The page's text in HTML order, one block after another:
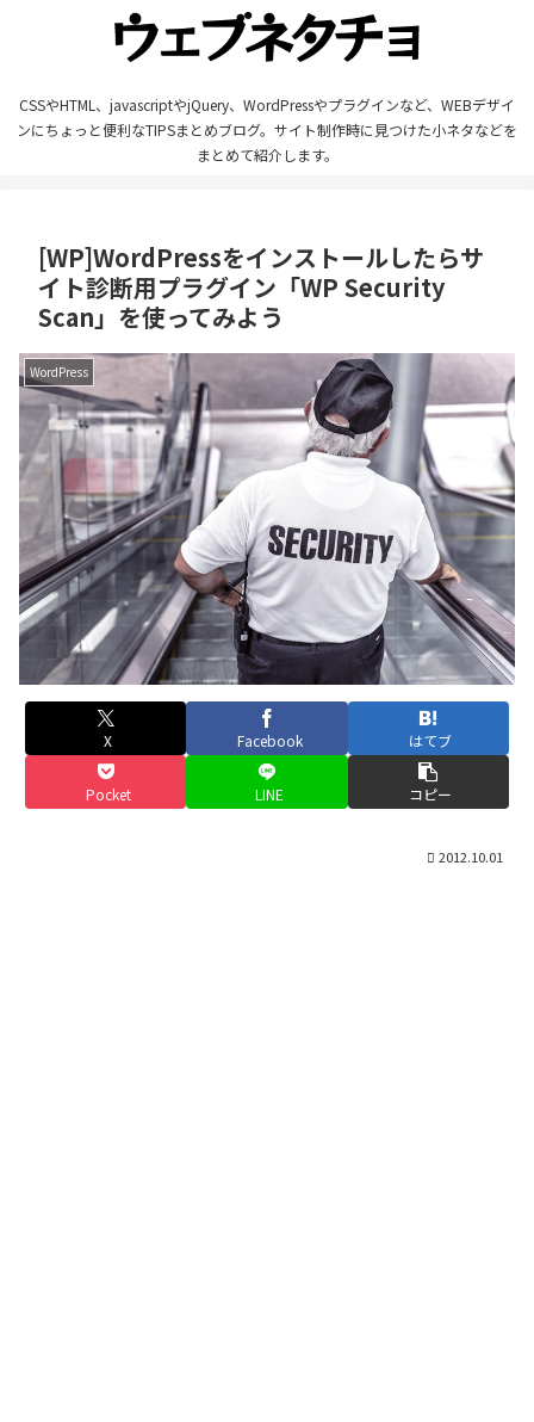
CSSやHTML、javascriptやjQuery、WordPressやプラグインなど、WEBデザイ
ンにちょっと便利なTIPSまとめブログ。サイト制作時に見つけた小ネタなどを
まとめて紹介します。
[WP]WordPressをインストールしたらサ
イト診断用プラグイン「WP Security
Scan」を使ってみよう
WordPress
X Facebook はてブ
Pocket LINE コピー
2012.10.01